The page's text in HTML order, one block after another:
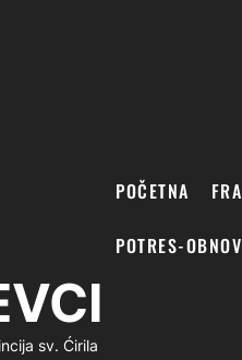
sv. Ćirila
POČETNA
POTRES-